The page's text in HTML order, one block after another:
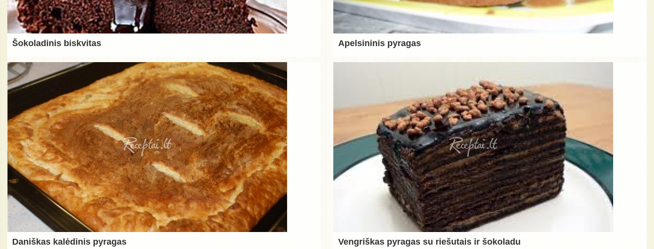
Šokoladinis biskvitas Apelsininis pyragas
Daniškas kalėdinis pyragas Vengriškas pyragas su riešutais ir šokoladu